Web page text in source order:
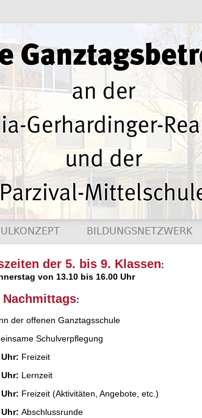
BILDUNGSNETZWERK
der 5. bis 9. Klassen:
von 13.10 bis 16.00 Uhr
:
der offenen Ganztagsschule
Schulverpflegung
Freizeit
Lernzeit
Freizeit (Aktivitäten, Angebote, etc.)
Abschlussrunde